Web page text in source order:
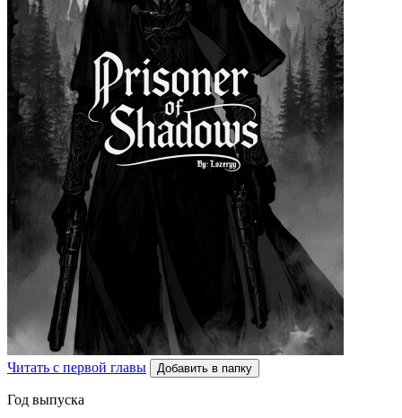
Читать с первой главы Добавить в папку
Год выпуска